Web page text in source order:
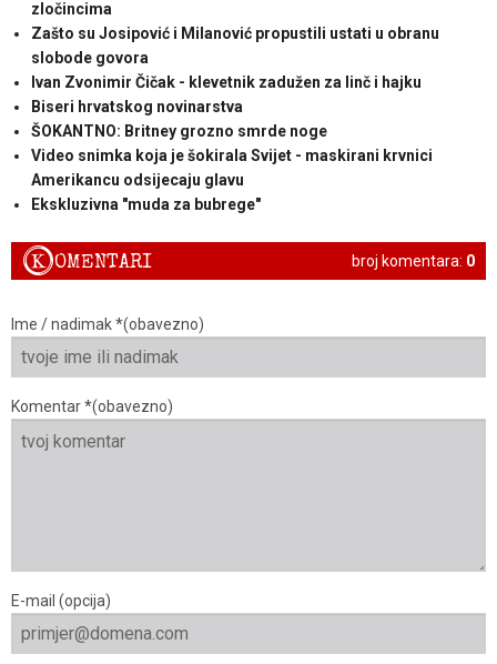
zločincima
Zašto su Josipović i Milanović propustili ustati u obranu
slobode govora
Ivan Zvonimir Čičak - klevetnik zadužen za linč i hajku
Biseri hrvatskog novinarstva
ŠOKANTNO: Britney grozno smrde noge
Video snimka koja je šokirala Svijet - maskirani krvnici
Amerikancu odsijecaju glavu
Ekskluzivna "muda za bubrege"
broj komentara: 0
KOMENTARI
Ime / nadimak *(obavezno)
Komentar *(obavezno)
E-mail (opcija)